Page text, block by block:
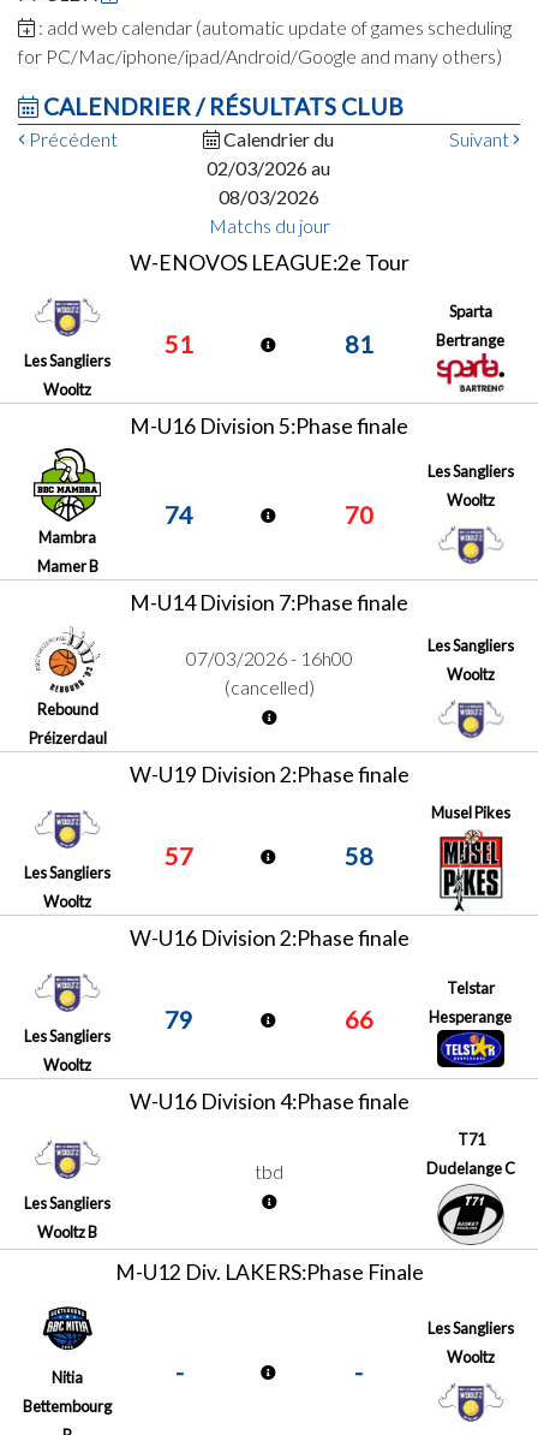
: add web calendar (automatic update of games scheduling
for PC/Mac/iphone/ipad/Android/Google and many others)
CALENDRIER / RÉSULTATS CLUB
Précédent
Calendrier du
02/03/2026 au
08/03/2026
Suivant
Matchs du jour
W-ENOVOS LEAGUE:2e Tour
Les Sangliers
Wooltz
51 81
Sparta
Bertrange
M-U16 Division 5:Phase finale
Mambra
Mamer B
74 70
Les Sangliers
Wooltz
M-U14 Division 7:Phase finale
Rebound
Préizerdaul
07/03/2026 - 16h00
(cancelled)
Les Sangliers
Wooltz
W-U19 Division 2:Phase finale
Les Sangliers
Wooltz
57 58
Musel Pikes
W-U16 Division 2:Phase finale
Les Sangliers
Wooltz
79 66
Telstar
Hesperange
W-U16 Division 4:Phase finale
Les Sangliers
Wooltz B
tbd
T71
Dudelange C
M-U12 Div. LAKERS:Phase Finale
Nitia
Bettembourg
- -
Les Sangliers
Wooltz